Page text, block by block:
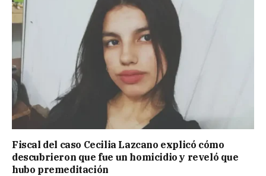
Fiscal del caso Cecilia Lazcano explicó cómo
descubrieron que fue un homicidio y reveló que
hubo premeditación